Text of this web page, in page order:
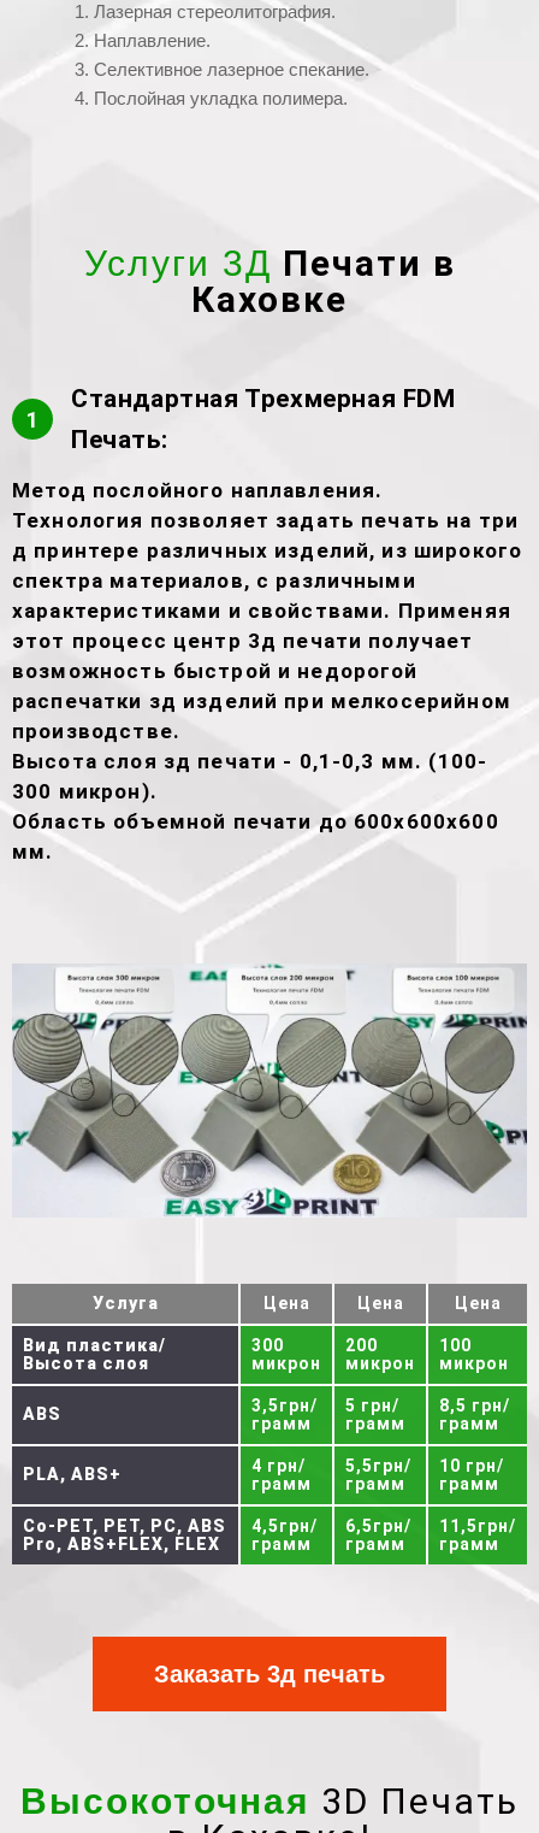
Лазерная стереолитография.
Наплавление.
Селективное лазерное спекание.
Послойная укладка полимера.
Услуги 3Д Печати в
Каховке
1
Стандартная Трехмерная FDM
Печать:
Метод послойного наплавления.
Технология позволяет задать печать на три
д принтере различных изделий, из широкого
спектра материалов, с различными
характеристиками и свойствами. Применяя
этот процесс центр 3д печати получает
возможность быстрой и недорогой
распечатки зд изделий при мелкосерийном
производстве.
Высота слоя зд печати - 0,1-0,3 мм. (100-
300 микрон).
Область объемной печати до 600х600х600
мм.
Услуга Цена Цена Цена
Вид пластика/
Высота слоя
300
микрон
200
микрон
100
микрон
ABS
3,5грн/
грамм
5 грн/
грамм
8,5 грн/
грамм
PLA, ABS+
4 грн/
грамм
5,5грн/
грамм
10 грн/
грамм
Co-PET, PET, PC, ABS
Pro, ABS+FLEX, FLEX
4,5грн/
грамм
6,5грн/
грамм
11,5грн/
грамм
Заказать 3д печать
Высокоточная 3D Печать